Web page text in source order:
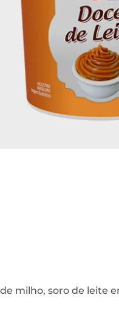
milho, soro de leite